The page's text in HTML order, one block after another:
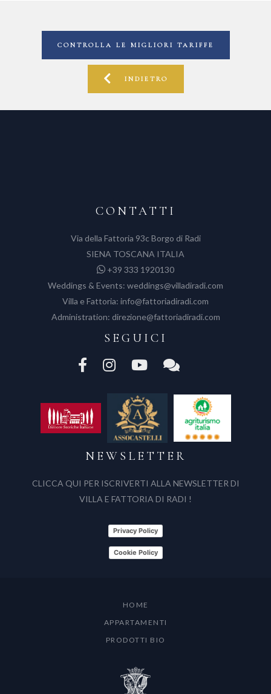
CONTROLLA LE MIGLIORI TARIFFE
INDIETRO
CONTATTI
Via della Fattoria 93c Borgo di Radi
SIENA TOSCANA ITALIA
+39 333 1920130
Weddings & Events: weddings@villadiradi.com
Villa e Fattoria: info@fattoriadiradi.com
Administration: direzione@fattoriadiradi.com
SEGUICI
NEWSLETTER
CLICCA QUI PER ISCRIVERTI ALLA NEWSLETTER DI
VILLA E FATTORIA DI RADI !
Privacy Policy
Cookie Policy
HOME
APPARTAMENTI
PRODOTTI BIO